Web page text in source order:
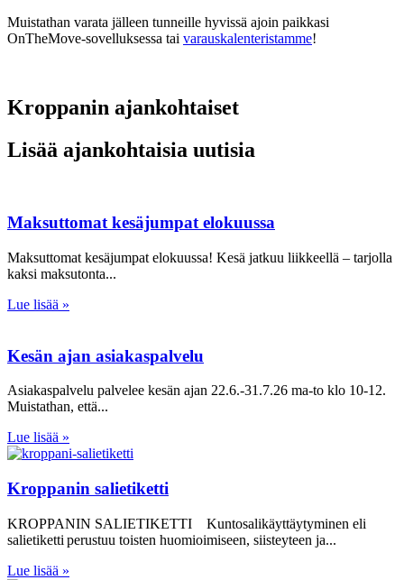
Muistathan varata jälleen tunneille hyvissä ajoin paikkasi
OnTheMove-sovelluksessa tai varauskalenteristamme!
Kroppanin ajankohtaiset
Lisää ajankohtaisia uutisia
Maksuttomat kesäjumpat elokuussa
Maksuttomat kesäjumpat elokuussa! Kesä jatkuu liikkeellä – tarjolla
kaksi maksutonta
Lue lisää »
Kesän ajan asiakaspalvelu
Asiakaspalvelu palvelee kesän ajan 22.6.-31.7.26 ma-to klo 10-12.
Muistathan, että
Lue lisää »
Kroppanin salietiketti
KROPPANIN SALIETIKETTI Kuntosalikäyttäytyminen eli
salietiketti perustuu toisten huomioimiseen, siisteyteen ja
Lue lisää »